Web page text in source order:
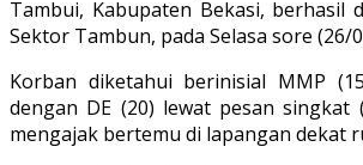
Tambui, Kabupaten Bekasi, berhasil
Sektor Tambun, pada Selasa sore (26/
Korban diketahui berinisial MMP
dengan DE (20) lewat pesan singkat
mengajak bertemu di lapangan dekat